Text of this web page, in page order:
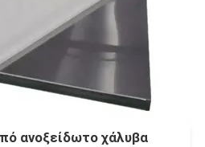
ανοξείδωτο χάλυβα